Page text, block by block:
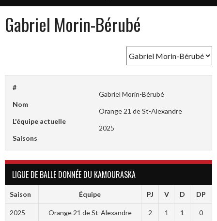
Gabriel Morin-Bérubé
#
Nom
Gabriel Morin-Bérubé
L'équipe actuelle
Orange 21 de St-Alexandre
Saisons
2025
LIGUE DE BALLE DONNÉE DU KAMOURASKA
Saison Équipe PJ V D DP
2025 Orange 21 de St-Alexandre 2 1 1 0